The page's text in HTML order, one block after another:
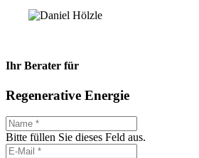
Ihr Berater für
Regenerative Energie
Bitte füllen Sie dieses Feld aus.